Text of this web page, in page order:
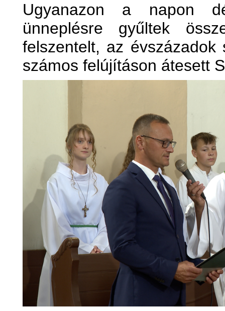
Ugyanazon a napon
ünneplésre gyűltek
felszentelt, az
számos felújításon átesett